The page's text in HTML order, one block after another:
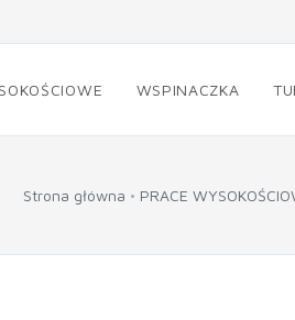
WSPINACZKA
Strona główna PRACE